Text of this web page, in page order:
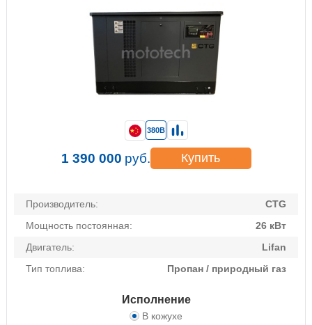
Производитель:
CTG
Мощность постоянная:
26 кВт
Двигатель:
Lifan
Тип топлива:
Пропан / природный газ
Исполнение
В кожухе
380В
1 390 000 руб. Купить